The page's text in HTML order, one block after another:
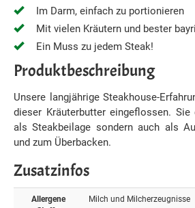
Im Darm, einfach zu portionieren
Mit vielen Kräutern und bester
Ein Muss zu jedem Steak!
Produktbeschreibung
Unsere langjährige Steakhouse-
dieser Kräuterbutter eingeflossen.
als Steakbeilage sondern auch als
und zum Überbacken.
Zusatzinfos
Allergene
Milch und Milcherzeugnisse